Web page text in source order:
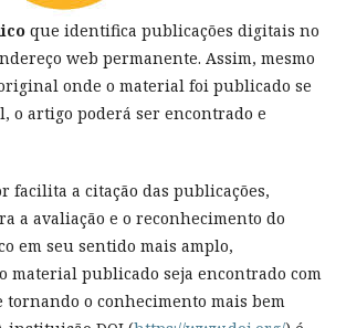
que identifica publicações digitais no
web permanente. Assim, mesmo
onde o material foi publicado se
o artigo poderá ser encontrado e
facilita a citação das publicações,
a avaliação e o reconhecimento do
em seu sentido mais amplo,
material publicado seja encontrado com
tornando o conhecimento mais bem